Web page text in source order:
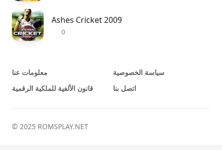
Ashes Cricket 2009
0
معلومات عنا
سياسة الخصوصية
قانون الألفية للملكية الرقمية
اتصل بنا
© 2025 ROMSPLAY.NET